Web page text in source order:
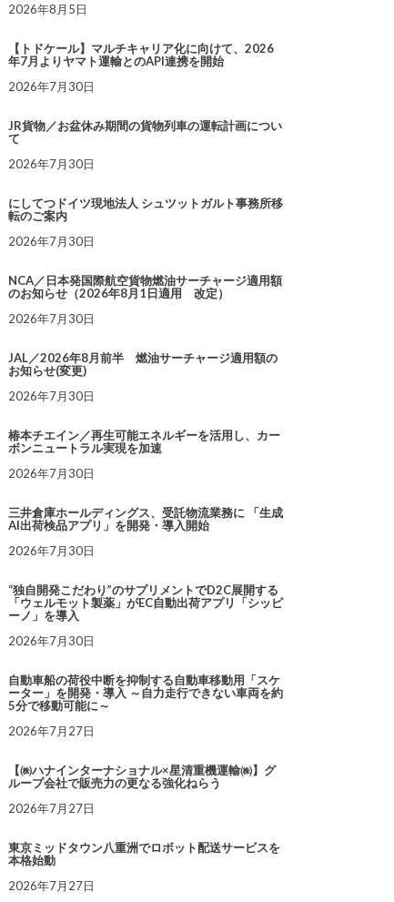
2026年8月5日
【トドケール】マルチキャリア化に向けて、2026
年7月よりヤマト運輸とのAPI連携を開始
2026年7月30日
JR貨物／お盆休み期間の貨物列車の運転計画につい
て
2026年7月30日
にしてつドイツ現地法人 シュツットガルト事務所移
転のご案内
2026年7月30日
NCA／日本発国際航空貨物燃油サーチャージ適用額
のお知らせ（2026年8月1日適用 改定）
2026年7月30日
JAL／2026年8月前半 燃油サーチャージ適用額の
お知らせ(変更)
2026年7月30日
椿本チエイン／再生可能エネルギーを活用し、カー
ボンニュートラル実現を加速
2026年7月30日
三井倉庫ホールディングス、受託物流業務に 「生成
AI出荷検品アプリ」を開発・導入開始
2026年7月30日
“独自開発こだわり”のサプリメントでD2C展開する
「ウェルモット製薬」がEC自動出荷アプリ「シッピ
ーノ」を導入
2026年7月30日
自動車船の荷役中断を抑制する自動車移動用「スケ
ーター」を開発・導入 ～自力走行できない車両を約
5分で移動可能に～
2026年7月27日
【㈱ハナインターナショナル×星清重機運輸㈱】グ
ループ会社で販売力の更なる強化ねらう
2026年7月27日
東京ミッドタウン八重洲でロボット配送サービスを
本格始動
2026年7月27日